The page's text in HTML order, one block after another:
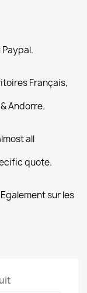
Français,
Andorre.
all
quote.
sur les